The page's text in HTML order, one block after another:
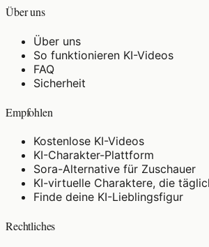
Über uns
Über uns
So funktionieren KI-Videos
FAQ
Sicherheit
Empfohlen
Kostenlose KI-Videos
KI-Charakter-Plattform
Sora-Alternative für Zuschauer
KI-virtuelle Charaktere, die
Finde deine KI-Lieblingsfigur
Rechtliches